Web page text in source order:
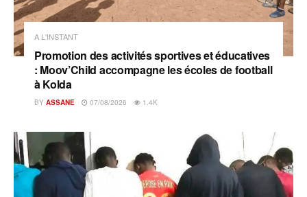
A L'INSTANT
Promotion des activités sportives et éducatives
: Moov’Child accompagne les écoles de football
à Kolda
BY ASSANE 07/08/2026 1.4K